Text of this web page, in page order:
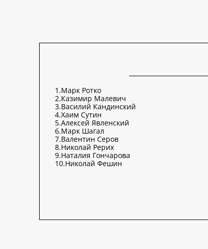
1.Марк Ротко
2.Казимир Малевич
3.Василий Кандинский
4.Хаим Сутин
5.Алексей Явленский
6.Марк Шагал
7.Валентин Серов
8.Николай Рерих
9.Наталия Гончарова
10.Николай Фешин